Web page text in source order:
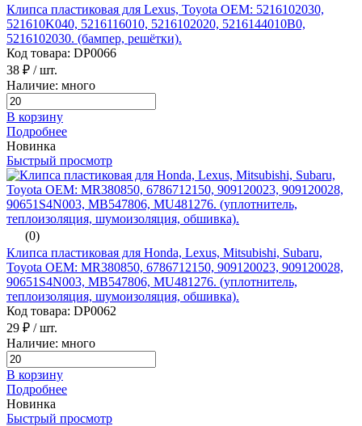
Клипса пластиковая для Lexus, Toyota ОЕМ: 5216102030,
521610K040, 5216116010, 5216102020, 5216144010B0,
5216102030. (бампер, решётки).
Код товара: DP0066
38 ₽ / шт.
Наличие: много
В корзину
Подробнее
Новинка
Быстрый просмотр
(0)
Клипса пластиковая для Honda, Lexus, Mitsubishi, Subaru,
Toyota ОЕМ: MR380850, 6786712150, 909120023, 909120028,
90651S4N003, MB547806, MU481276. (уплотнитель,
теплоизоляция, шумоизоляция, обшивка).
Код товара: DP0062
29 ₽ / шт.
Наличие: много
В корзину
Подробнее
Новинка
Быстрый просмотр